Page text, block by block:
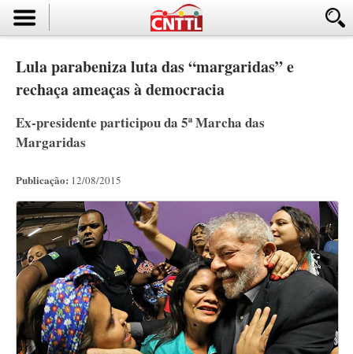
Lula parabeniza luta das “margaridas” e
rechaça ameaças à democracia
Ex-presidente participou da 5ª Marcha das
Margaridas
Publicação: 12/08/2015